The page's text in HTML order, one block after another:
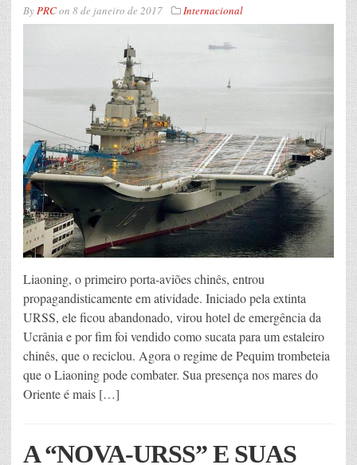
ByPRCon 8 de janeiro de 2017 Internacional
Liaoning, o primeiro porta-aviões chinês, entrou
propagandisticamente em atividade. Iniciado pela extinta
URSS, ele ficou abandonado, virou hotel de emergência da
Ucrânia e por fim foi vendido como sucata para um estaleiro
chinês, que o reciclou. Agora o regime de Pequim trombeteia
que o Liaoning pode combater. Sua presença nos mares do
Oriente é mais […]
A “NOVA-URSS” E SUAS